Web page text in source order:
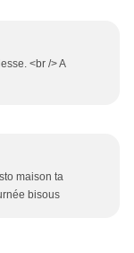
<br /> A
maison ta
bisous